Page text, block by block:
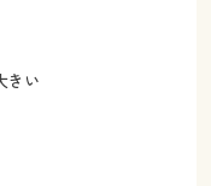
きい